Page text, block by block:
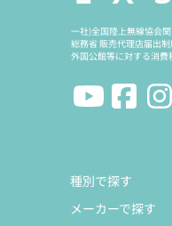
一社)全国陸上無線協会
総務省 販売代理店届出
外国公館等に対する消費
種別で探す
メーカーで探す